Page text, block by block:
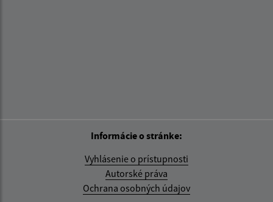
Informácie o stránke:
Vyhlásenie o prístupnosti
Autorské práva
Ochrana osobných údajov